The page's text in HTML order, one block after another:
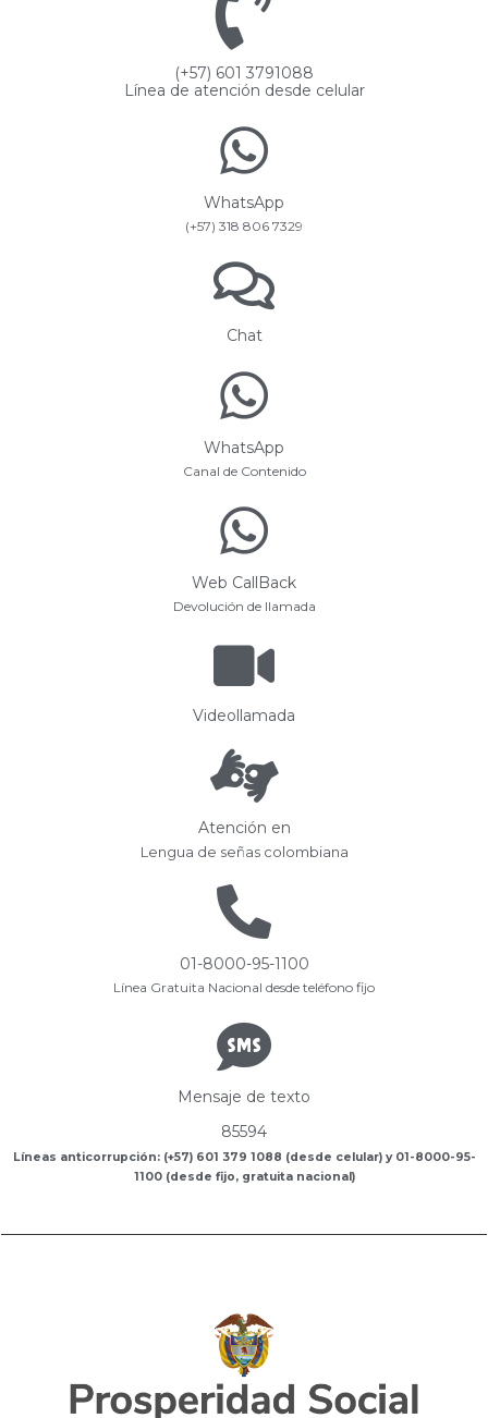
(+57) 601 3791088
Línea de atención desde celular
WhatsApp
(+57) 318 806 7329
Chat
WhatsApp
Canal de Contenido
Web CallBack
Devolución de llamada
Videollamada
Atención en
Lengua de señas colombiana
01-8000-95-1100
Línea Gratuita Nacional desde teléfono fijo
Mensaje de texto
85594
Líneas anticorrupción: (+57) 601 379 1088 (desde celular) y 01-8000-95-
1100 (desde fijo, gratuita nacional)